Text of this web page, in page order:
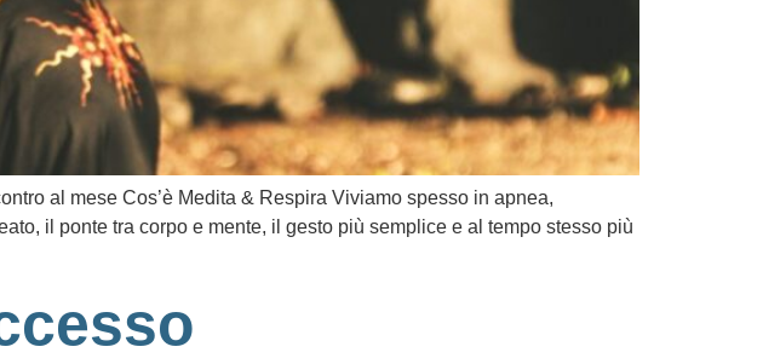
al mese Cos’è Medita & Respira Viviamo spesso in apnea,
il ponte tra corpo e mente, il gesto più semplice e al tempo stesso più